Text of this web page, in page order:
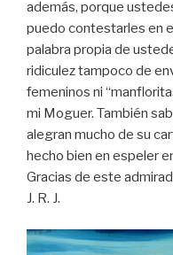
además, porque
puedo contestarles en
palabra propia de
ridiculez tampoco de
femeninos ni
mi Moguer. También
alegran mucho de su
hecho bien en espeler
Gracias de este
J. R. J.